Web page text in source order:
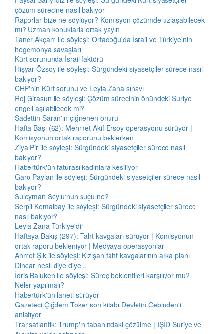
çözüm sürecine nasıl bakıyor
Raporlar bize ne söylüyor? Komisyon çözümde uzlaşabilecek
mi? Uzman konuklarla ortak yayın
Taner Akçam ile söyleşi: Ortadoğu'da İsrail ve Türkiye'nin
hegemonya savaşları
Kürt sorununda İsrail faktörü
Hişyar Özsoy ile söyleşi: Sürgündeki siyasetçiler sürece nasıl
bakıyor?
CHP'nin Kürt sorunu ve Leyla Zana sınavı
Roj Girasun ile söyleşi: Çözüm sürecinin önündeki Suriye
engeli aşılabilecek mi?
Sadettin Saran'ın çiğnenen onuru
Hafta Başı (62): Mehmet Akif Ersoy operasyonu sürüyor |
Komisyonun ortak raporunu beklerken
Ziya Pir ile söyleşi: Sürgündeki siyasetçiler sürece nasıl
bakıyor?
Habertürk'ün faturası kadınlara kesiliyor
Garo Paylan ile söyleşi: Sürgündeki siyasetçiler sürece nasıl
bakıyor?
Süleyman Soylu'nun suçu ne?
Serpil Kemalbay ile söyleşi: Sürgündeki siyasetçiler sürece
nasıl bakıyor?
Leyla Zana Türkiye'dir
Haftaya Bakış (297): Taht kavgaları sürüyor | Komisyonun
ortak raporu bekleniyor | Medyaya operasyonlar
Ahmet Şık ile söyleşi: Kızışan taht kavgalarının arka planı
Dindar nesil diye diye...
İdris Baluken ile söyleşi: Süreç beklentileri karşılıyor mu?
Neler yapılmalı?
Habertürk'ün laneti sürüyor
Gazeteci Çiğdem Toker son kitabı Devletin Cebinden'i
anlatıyor
Transatlantik: Trump'ın tabanındaki çözülme | IŞİD Suriye ve